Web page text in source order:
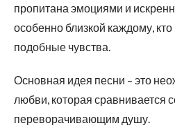
пропитана эмоциями и
особенно близкой каждому,
подобные чувства.
Основная идея песни – это
любви, которая сравнивается
переворачивающим душу.